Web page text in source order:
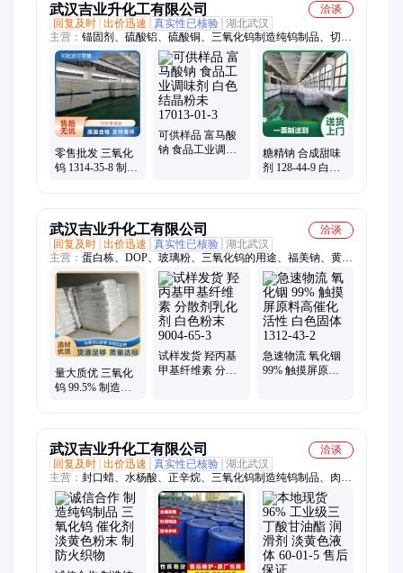
武汉吉业升化工有限公司
洽谈
回复及时 出价迅速 真实性已核验 湖北武汉
主营： 锚固剂、硫酸铝、硫酸铜、三氧化钨制造纯钨制品、切削
液、氧化铜、溴化钠、大苏打、导热油、腐植酸、净洗剂、活性
炭、水杨酸、硫酸锰、漂白粉、玻璃粉、茶皂素、丁酸钠、磷酸
钙、甲酸钠、硬脂酸、消泡剂、酵母硒、磷酸铁、铵明矾、硫酸
钡
零售批发 三氧化
钨 1314-35-8 制造
可供样品 富马酸
钠 食品工业调味
糖精钠 合成甜味
剂 128-44-9 白色
武汉吉业升化工有限公司
洽谈
回复及时 出价迅速 真实性已核验 湖北武汉
主营： 蛋白栋、DOP、玻璃粉、三氧化钨的用途、福美钠、黄糊
精、硫酸钡、漂白粉、漂粉精、强氯精、优氯净、早强剂
量大质优 三氧化
钨 99.5% 制造纯
试样发货 羟丙基
甲基纤维素 分散
急速物流 氧化铟
99% 触摸屏原料
武汉吉业升化工有限公司
洽谈
回复及时 出价迅速 真实性已核验 湖北武汉
主营： 封口蜡、水杨酸、正辛烷、三氧化钨制造纯钨制品、肉桂
醇、珠光片、碳酸镁、肉桂醛、建筑料、磷酸铝、肉桂酸、戊二
醛、切削液、叔丁醇、清洗剂、硫化钠、硫化钡、升硫醚、硫化
钙、杀菌液、氯化锌、黄原胶、助染剂、椰子油、氯化锰、氧化
锑